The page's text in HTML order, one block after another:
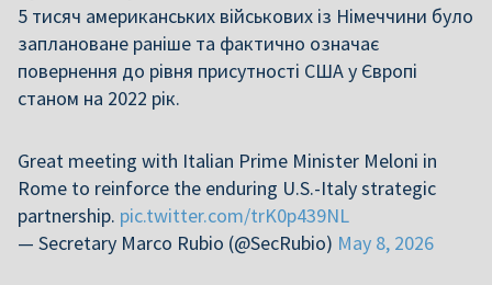
5 тисяч американських військових із Німеччини було
заплановане раніше та фактично означає
повернення до рівня присутності США у Європі
станом на 2022 рік.
Great meeting with Italian Prime Minister Meloni in
Rome to reinforce the enduring U.S.-Italy strategic
partnership. pic.twitter.com/trK0p439NL
— Secretary Marco Rubio (@SecRubio) May 8, 2026